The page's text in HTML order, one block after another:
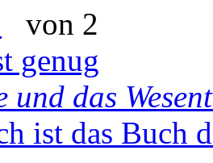
von 2
genug
und das
ist das Buch